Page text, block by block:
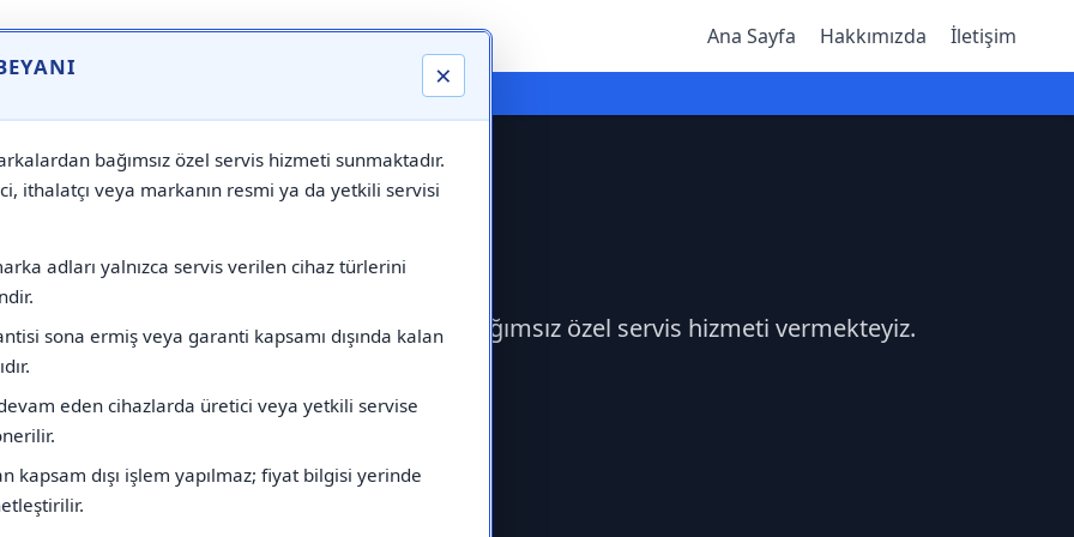
×
bağımsız özel servis hizmeti sunmaktadır.
ithalatçı veya markanın resmi ya da yetkili servisi
adları yalnızca servis verilen cihaz türlerini
sona ermiş veya garanti kapsamı dışında kalan
eden cihazlarda üretici veya yetkili servise
kapsam dışı işlem yapılmaz; fiyat bilgisi yerinde
Ana Sayfa Hakkımızda İletişim
⚠️ Markadan Bağımsız "Özel Servis" Hizmeti
Servisi çağırabilirsiniz.Markadan bağımsız özel servis hizmeti vermekteyiz.